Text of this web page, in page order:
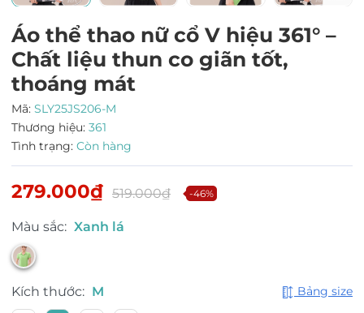
Áo thể thao nữ cổ V hiệu 361° –
Chất liệu thun co giãn tốt,
thoáng mát
Mã: SLY25JS206-M
Thương hiệu: 361
Tình trạng: Còn hàng
279.000₫ 519.000₫ -46%
Màu sắc: Xanh lá
Kích thước: M Bảng size